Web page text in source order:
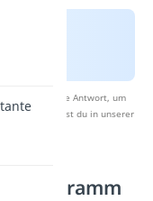
wir deine Antwort, um
dazu erfährst du in unserer